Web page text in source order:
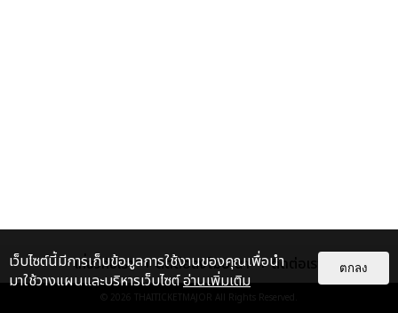
เกี่ยวกับเรา ติดต่อลงโฆษณา ติดต่อเรา
© 2026 THAITICKETMAJOR All Rights Reserved.
เว็บไซต์นี้มีการเก็บข้อมูลการใช้งานของคุณเพื่อนำ
มาใช้วางแผนและบริหารเว็บไซต์อ่านเพิ่มเติม
ตกลง